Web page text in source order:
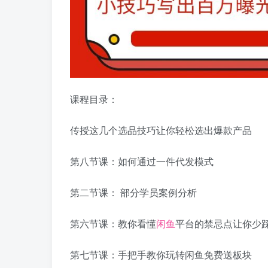
课程目录：
传授这几个选品技巧让你轻松选出爆款产品
第八节课：如何通过一件代发模式
第二节课： 部分学员案例分析
第六节课：教你看懂闲鱼平台的禁忌点让你少
第七节课：手把手教你玩转闲鱼免费送板块